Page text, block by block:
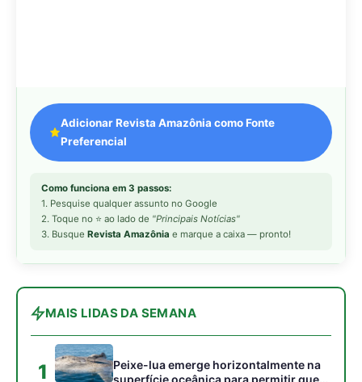
1
aves marinhas removam ectoparasitas
acumulados em sua pele
2
arremessa serpentes contra rochas
para subjugar presas peçonhentas nos
campos
peixes maiores na Amazônia
4
Ariranha sincroniza caça coletiva com
vocalização subaquática e cerca